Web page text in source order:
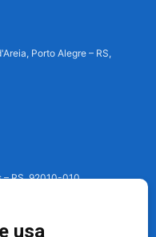
usa
Porto Alegre – RS,
– RS, 92010-010